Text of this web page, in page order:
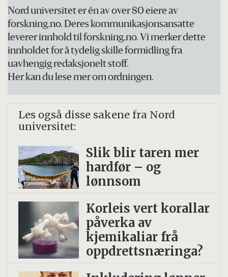
inkludert Storbritannia, nordvestlige Afrika
og østover i løvskogsbeltet i Sentral-
Asia til Kina og Korea.
I Norge hekker arten nordover til
Trondheimsfjorden i Trøndelag. Noen få
Kattugla er mest tallrik i lavlandet, men
påtreffes også oppover i dalførene
på Østlandet, Sørlandet og i Trøndelag.
Den foretrekker eldre løvskog, men finnes
også i blandingsskog. Kattugla har gjerne
tilhold nær bebyggelse, i større hager og
parker med store trær og
i kulturlandskapet.
Nord universitet er én av over 80 eiere av
forskning.no. Deres kommunikasjonsansatte
leverer innhold til forskning.no. Vi merker dette
innholdet for å tydelig skille formidling fra
uavhengig redaksjonelt stoff.
Her kan du lese mer om ordningen.
Les også disse sakene fra Nord
universitet:
Slik blir taren mer
hardfør – og
lønnsom
Korleis vert korallar
påverka av
kjemikaliar frå
oppdrettsnæringa?